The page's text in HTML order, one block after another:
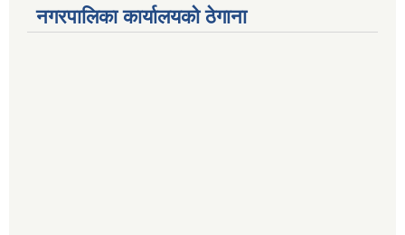
सिभिल बैंक, मेलम्ची
011401055
नगरपालिका कार्यालयको ठेगाना